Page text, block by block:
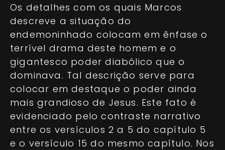
Os detalhes com os quais Marcos
descreve a situação do
endemoninhado colocam em ênfase o
terrível drama deste homem e o
gigantesco poder diabólico que o
dominava. Tal descrição serve para
colocar em destaque o poder ainda
mais grandioso de Jesus. Este fato é
evidenciado pelo contraste narrativo
entre os versículos 2 a 5 do capítulo 5
e o versículo 15 do mesmo capítulo. Nos